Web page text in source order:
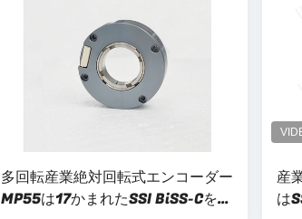
多回転産業絶対回転式エンコーダー
MP55は17かまれたSSI BiSS-Cをイ
産
は